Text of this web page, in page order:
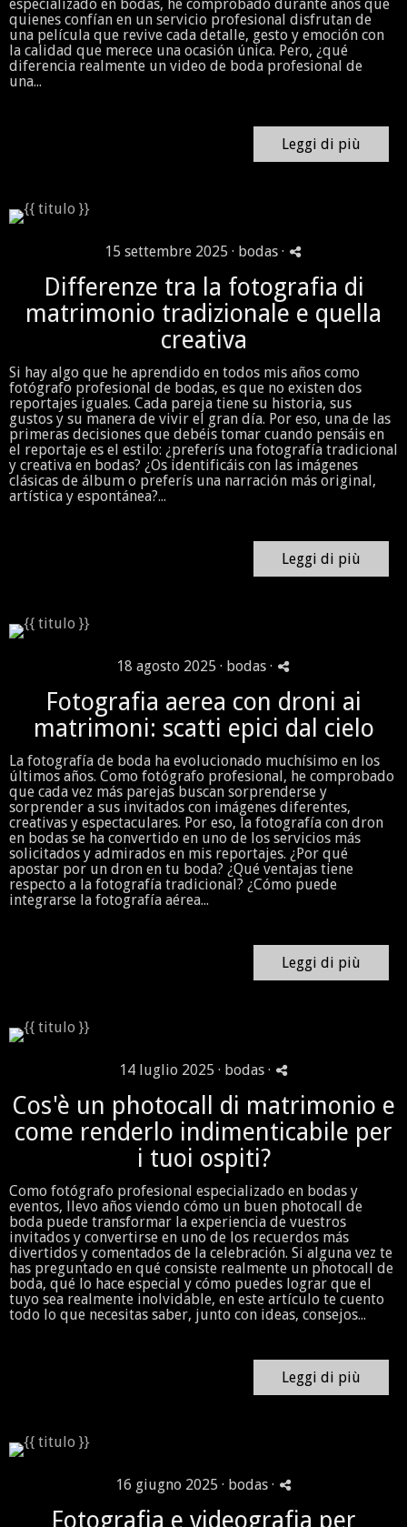
especializado en bodas, he comprobado durante años que
quienes confían en un servicio profesional disfrutan de
una película que revive cada detalle, gesto y emoción con
la calidad que merece una ocasión única. Pero, ¿qué
diferencia realmente un video de boda profesional de
una...
Leggi di più
15 settembre 2025 · bodas ·
Differenze tra la fotografia di
matrimonio tradizionale e quella
creativa
Si hay algo que he aprendido en todos mis años como
fotógrafo profesional de bodas, es que no existen dos
reportajes iguales. Cada pareja tiene su historia, sus
gustos y su manera de vivir el gran día. Por eso, una de las
primeras decisiones que debéis tomar cuando pensáis en
el reportaje es el estilo: ¿preferís una fotografía tradicional
y creativa en bodas? ¿Os identificáis con las imágenes
clásicas de álbum o preferís una narración más original,
artística y espontánea?...
Leggi di più
18 agosto 2025 · bodas ·
Fotografia aerea con droni ai
matrimoni: scatti epici dal cielo
La fotografía de boda ha evolucionado muchísimo en los
últimos años. Como fotógrafo profesional, he comprobado
que cada vez más parejas buscan sorprenderse y
sorprender a sus invitados con imágenes diferentes,
creativas y espectaculares. Por eso, la fotografía con dron
en bodas se ha convertido en uno de los servicios más
solicitados y admirados en mis reportajes. ¿Por qué
apostar por un dron en tu boda? ¿Qué ventajas tiene
respecto a la fotografía tradicional? ¿Cómo puede
integrarse la fotografía aérea...
Leggi di più
14 luglio 2025 · bodas·
Cos'è un photocall di matrimonio e
come renderlo indimenticabile per
i tuoi ospiti?
Como fotógrafo profesional especializado en bodas y
eventos, llevo años viendo cómo un buen photocall de
boda puede transformar la experiencia de vuestros
invitados y convertirse en uno de los recuerdos más
divertidos y comentados de la celebración. Si alguna vez te
has preguntado en qué consiste realmente un photocall de
boda, qué lo hace especial y cómo puedes lograr que el
tuyo sea realmente inolvidable, en este artículo te cuento
todo lo que necesitas saber, junto con ideas, consejos...
Leggi di più
16 giugno 2025 · bodas·
Fotografia e videografia per